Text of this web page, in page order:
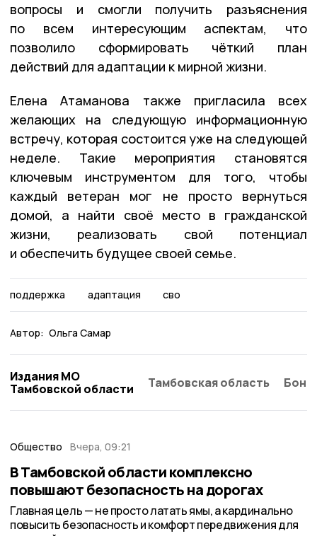
вопросы и смогли получить разъяснения
по всем интересующим аспектам, что
позволило сформировать чёткий план
действий для адаптации к мирной жизни.
Елена Атаманова также пригласила всех
желающих на следующую информационную
встречу, которая состоится уже на следующей
неделе. Такие мероприятия становятся
ключевым инструментом для того, чтобы
каждый ветеран мог не просто вернуться
домой, а найти своё место в гражданской
жизни, реализовать свой потенциал
и обеспечить будущее своей семье.
поддержка адаптация сво
Автор: Ольга Самар
Издания МО
Тамбовской области
Тамбовская область
Общество Вчера, 09:21
В Тамбовской области комплексно
повышают безопасность на дорогах
Главная цель — не просто латать ямы, а кардинально
повысить безопасность и комфорт передвижения для